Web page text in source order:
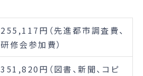
255,117円（先進都市調査費、
研修会参加費）
351,820円（図書、新聞、コピ